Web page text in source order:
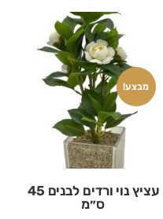
מבצע!
עציץ נוי ורדים לבנים 45
ס״מ